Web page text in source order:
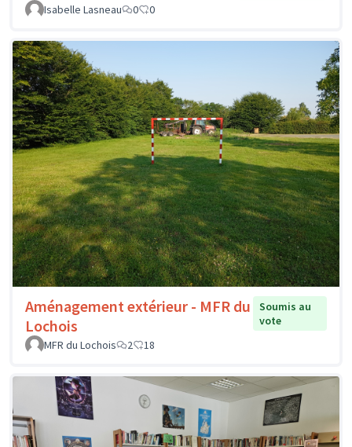
Isabelle Lasneau
0 0
Aménagement extérieur - MFR du
Lochois
Soumis au
vote
MFR du Lochois
2 18